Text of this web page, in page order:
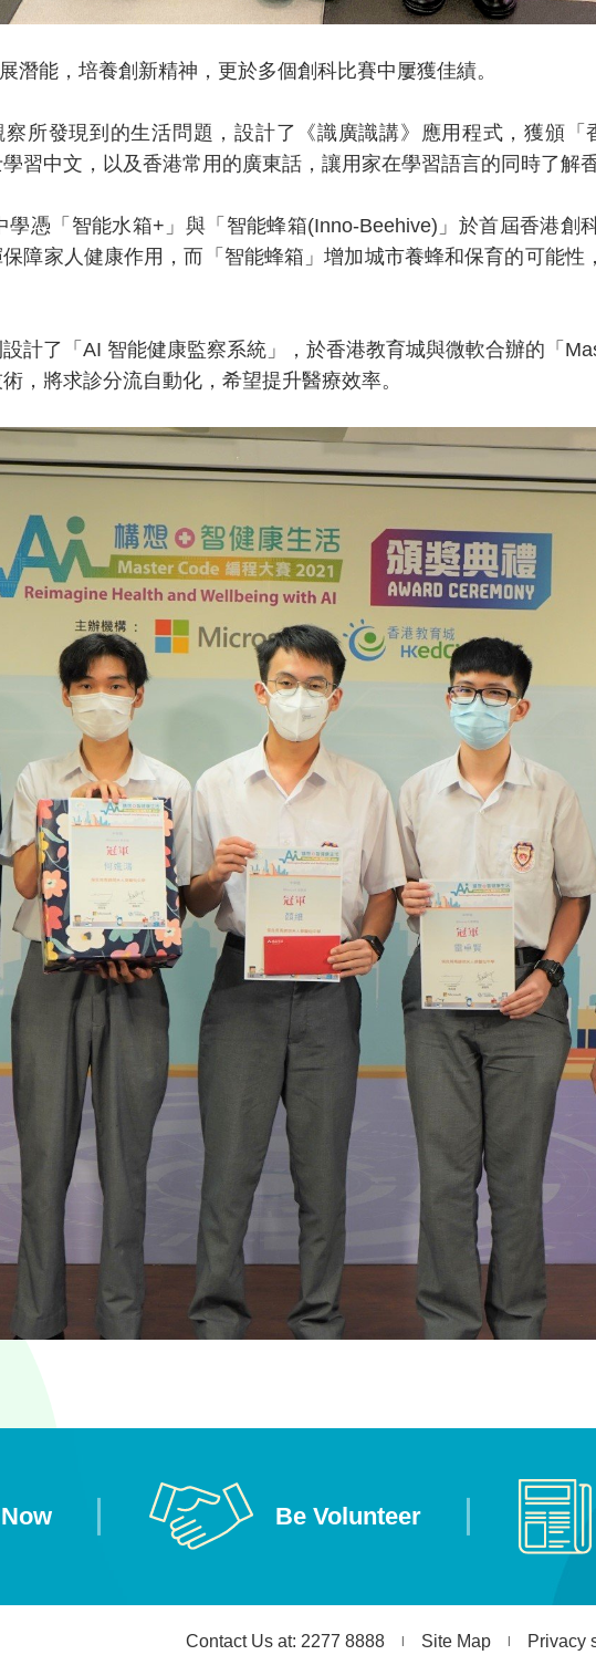
潛能，培養創新精神，更於多個創科比賽中屢獲佳績。
所發現到的生活問題，設計了《識廣識講》應用程式，獲頒
習中文，以及香港常用的廣東話，讓用家在學習語言的同時了解香
憑「智能水箱+」與「智能蜂箱(Inno-Beehive)」於首屆香港創
障家人健康作用，而「智能蜂箱」增加城市養蜂和保育的可能
計了「AI 智能健康監察系統」，於香港教育城與微軟合辦的「
，將求診分流自動化，希望提升醫療效率。
Be Volunteer
Contact Us at: 2277 8888 Site Map Privacy